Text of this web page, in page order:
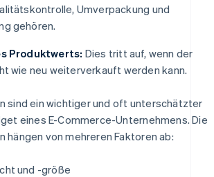
Umverpackung und
gehören.
Produktwerts: Dies tritt auf, wenn der
wie neu weiterverkauft werden kann.
sind ein wichtiger und oft unterschätzter
eines E-Commerce-Unternehmens. Die
hängen von mehreren Faktoren ab:
und -größe